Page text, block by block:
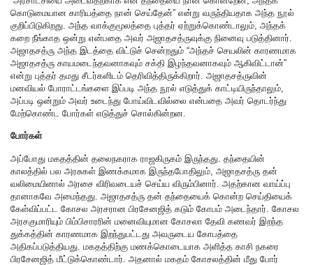
கொடுமையான காரியத்தை நான் செய்தேன்” என்று வருந்தியதாக அந்த நூல்
குறிப்பிடுகிறது. அந்த வாக்குமூலத்தை புத்தர் ஏற்றுக்கொண்டாலும், அந்தக்
கறை நீங்காத ஒன்று என்பதை அவர் அஜாதசத்ருவுக்கு நினைவு படுத்தினார்.
அஜாதசத்ரு அந்த இடத்தை விட்டுச் சென்றதும் “அந்தச் செயலின் காரணமாக
அஜாதசத்ரு காயமடைந்தவனாகவும் சக்தி இழந்தவனாகவும் ஆகிவிட்டான்”
என்று புத்தர் தமது சீடர்களிடம் தெரிவித்திருக்கிறார். அஜாதசத்ருவின்
மனவியல் போராட்டங்களை இப்படி அந்த நூல் எடுத்துக் காட்டியிருந்தாலும்,
அப்படி ஒன்றும் அவர் உடைந்து போய்விடவில்லை என்பதை அவர் தொடர்ந்து
மேற்கொண்ட போர்கள் எடுத்துச் சொல்கின்றன.
போர்கள்
அப்போது மகதத்தின் தலைநகராக ராஜகிருகம் இருந்தது. தந்தையின்
காலத்தில் பல அரசுகள் இணக்கமாக இருந்தபோதிலும், அஜாதசத்ரு தன்
வலிமையினால் அரசை விரிவடையச் செய்ய விரும்பினார். அதற்கான வாய்ப்பு
தானாகவே அமைந்தது. அஜாதசத்ரு தன் தந்தையைக் கொன்ற செய்தியைக்
கேள்விப்பட்ட கோசல அரசரான பிரசேனஜித் கடும் கோபம் அடைந்தார். கோசல
அரசகுமாரியும் பிம்பிசாரரின் மனைவியுமான கோசலா தேவி கணவர் இறந்த
துக்கத்தின் காரணமாக இறந்துபட்டது அவருடைய கோபத்தை
அதிகப்படுத்தியது. மகதத்திற்கு மணக்கொடையாக அளித்த காசி நகரை
பிரசேனஜித் மீட்டுக்கொண்டார். அதனால் மகதம் கோசலத்தின் மீது போர்